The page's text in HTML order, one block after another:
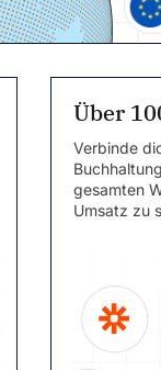
Über
Verbinde
gesamten
Umsatz zu